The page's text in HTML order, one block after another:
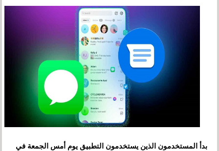
بدأ المستخدمون الذين يستخدمون التطبيق يوم أمس الجمعة في